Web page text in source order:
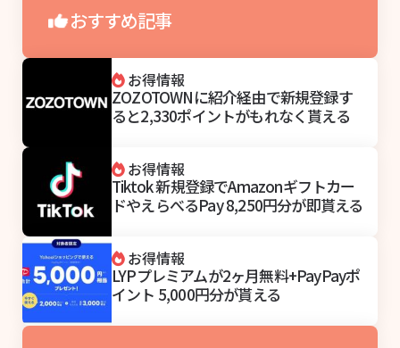
おすすめ記事
お得情報
ZOZOTOWNに紹介経由で新規登録す
ると2,330ポイントがもれなく貰える
お得情報
Tiktok 新規登録でAmazonギフトカー
ドやえらべるPay 8,250円分が即貰える
お得情報
LYPプレミアムが2ヶ月無料+PayPayポ
イント 5,000円分が貰える